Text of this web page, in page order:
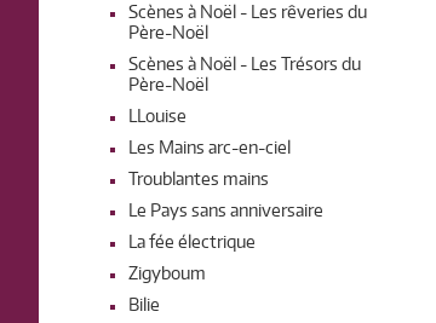
Scènes à Noël - Les rêveries du
Père-Noël
Scènes à Noël - Les Trésors du
Père-Noël
LLouise
Les Mains arc-en-ciel
Troublantes mains
Le Pays sans anniversaire
La fée électrique
Zigyboum
Bilie